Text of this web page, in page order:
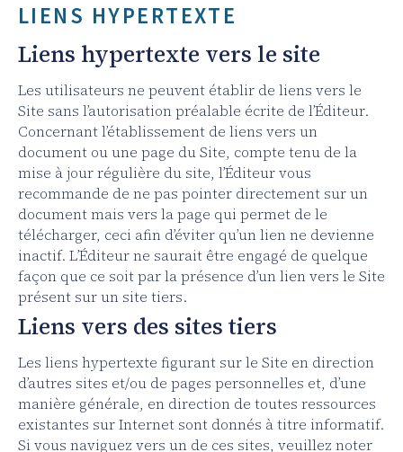
LIENS HYPERTEXTE
Liens hypertexte vers le site
Les utilisateurs ne peuvent établir de liens vers le
Site sans l’autorisation préalable écrite de l’Éditeur.
Concernant l’établissement de liens vers un
document ou une page du Site, compte tenu de la
mise à jour régulière du site, l’Éditeur vous
recommande de ne pas pointer directement sur un
document mais vers la page qui permet de le
télécharger, ceci afin d’éviter qu’un lien ne devienne
inactif. L’Éditeur ne saurait être engagé de quelque
façon que ce soit par la présence d’un lien vers le Site
présent sur un site tiers.
Liens vers des sites tiers
Les liens hypertexte figurant sur le Site en direction
d’autres sites et/ou de pages personnelles et, d’une
manière générale, en direction de toutes ressources
existantes sur Internet sont donnés à titre informatif.
Si vous naviguez vers un de ces sites, veuillez noter